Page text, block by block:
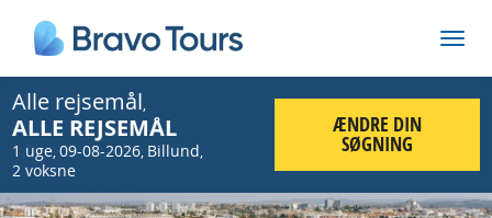
Alle rejsemål,
ALLE REJSEMÅL
1 uge,09-08-2026, Billund,
2 voksne
ÆNDRE DIN
SØGNING